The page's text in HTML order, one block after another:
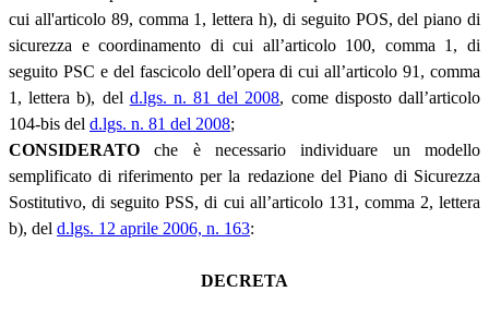
cui all'articolo 89, comma 1, lettera h), di seguito POS, del piano di
sicurezza e coordinamento di cui all’articolo 100, comma 1, di
seguito PSC e del fascicolo dell’opera di cui all’articolo 91, comma
1, lettera b), del d.lgs. n. 81 del 2008, come disposto dall’articolo
104-bis del d.lgs. n. 81 del 2008;
CONSIDERATO che è necessario individuare un modello
semplificato di riferimento per la redazione del Piano di Sicurezza
Sostitutivo, di seguito PSS, di cui all’articolo 131, comma 2, lettera
b), del d.lgs. 12 aprile 2006, n. 163:
DECRETA